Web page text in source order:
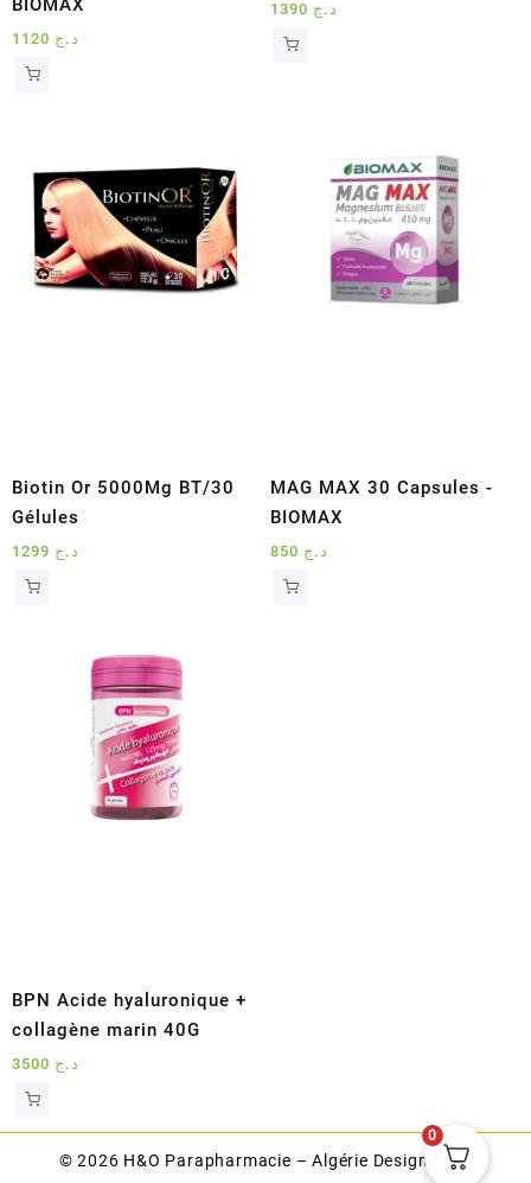
BIOMAX
د.ج
د.ج
Biotin Or 5000Mg BT/30
Gélules
د.ج
MAG MAX 30 Capsules -
BIOMAX
د.ج
BPN Acide hyaluronique +
collagène marin 40G
د.ج
© 2026 H&O Parapharmacie – Algérie Designed by
0